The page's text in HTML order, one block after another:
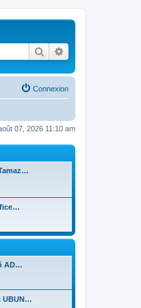
Rechercher
Connexion
07, 2026 11:10 am
AD…
UBUN…